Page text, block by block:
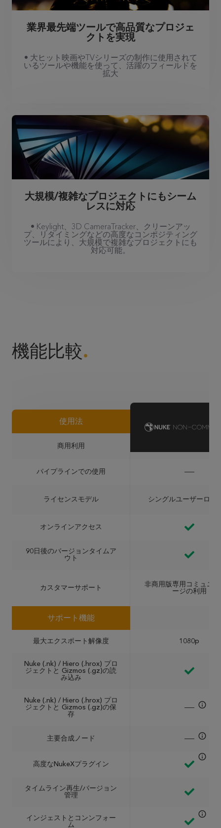
業界最先端ツールで高品質なプロジェ
クトを実現
• 大ヒット映画やTVシリーズの制作に使用されて
いるツールや機能を使って、活躍のフィールドを
拡大
大規模/複雑なプロジェクトにもシーム
レスに対応
• Keylight、3D CameraTracker、クリーンアッ
プ、リタイミングなどの高度なコンポジティング
ツールにより、大規模で複雑なプロジェクトにも
対応可能。
機能比較
使用法
商用利用
パイプラインでの使用
ライセンスモデル シングルユーザーログ
オンラインアクセス
90日後のバージョンタイムア
ウト
カスタマーサポート
非商用版専用コミュニ
ージの利用
サポート機能
最大エクスポート解像度 1080p
Nuke (.nk) / Hiero (.hrox) プロ
ジェクトと Gizmos (.gz)の読
み込み
Nuke (.nk) / Hiero (.hrox) プロ
ジェクトと Gizmos (.gz)の保
存
主要合成ノード
高度なNukeXプラグイン
タイムライン再生/バージョン
管理
インジェストとコンンフォー
ム